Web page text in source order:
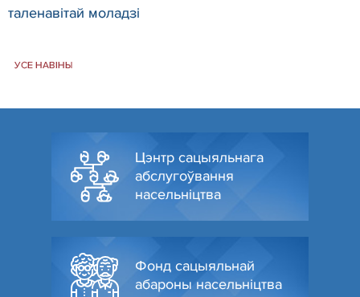
таленавітай моладзі
УСЕ НАВІНЫ
Цэнтр сацыяльнага
абслугоўвання
насельніцтва
Фонд сацыяльнай
абароны насельніцтва